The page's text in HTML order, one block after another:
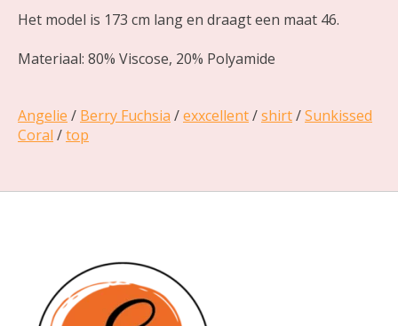
Het model is 173 cm lang en draagt een maat 46.
Materiaal: 80% Viscose, 20% Polyamide
Angelie / Berry Fuchsia /exxcellent/shirt/Sunkissed
Coral /top